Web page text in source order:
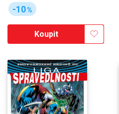
-10%
Koupit